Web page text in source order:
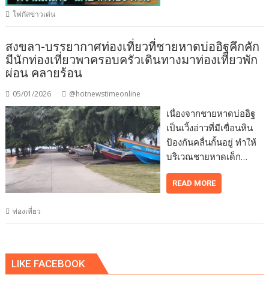
โฟกัสข่าวเด่น
สงขลา-บรรยากาศท่องเที่ยวที่ชายหาดบ่ออิฐคึกคัก
มีนักท่องเที่ยวพาครอบครัวเดินทางมาท่องเที่ยวพัก
ผ่อน คลายร้อน
05/01/2026 @hotnewstimeonline
เนื่องจากชายหาดบ่ออิฐ
เป็นเวิ้งอ่าวที่มีเขื่อนหิน
ป้องกันคลื่นกั้นอยู่ ทำให้
บริเวณชายหาดเด็ก…
READ MORE
ท่องเที่ยว
LIKE FACEBOOK